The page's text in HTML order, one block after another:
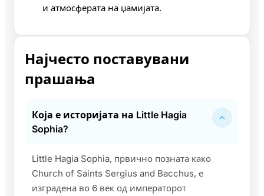
и атмосферата на џамијата.
Најчесто поставувани
прашања
Која е историјата на Little Hagia
Sophia?
Little Hagia Sophia, првично позната како
Church of Saints Sergius and Bacchus, е
изградена во 6 век од императорот